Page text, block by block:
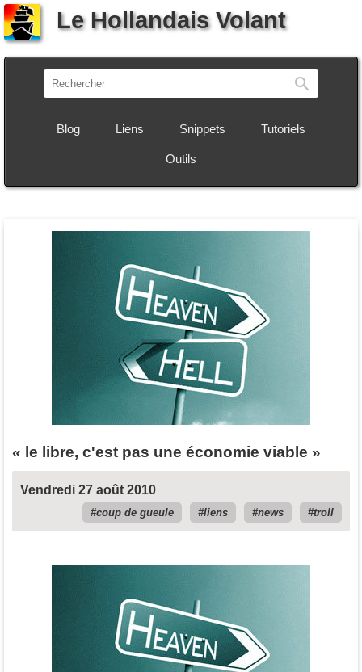
Le Hollandais Volant
Blog Liens Snippets Tutoriels
Outils
« le libre, c'est pas une économie viable »
Vendredi 27 août 2010
coup de gueule liens news troll